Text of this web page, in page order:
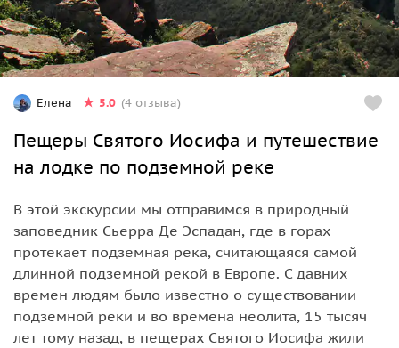
Елена 5.0 (4 отзыва)
Пещеры Святого Иосифа и путешествие
на лодке по подземной реке
В этой экскурсии мы отправимся в природный
заповедник Сьерра Де Эспадан, где в горах
протекает подземная река, считающаяся самой
длинной подземной рекой в Европе. С давних
времен людям было известно о существовании
подземной реки и во времена неолита, 15 тысяч
лет тому назад, в пещерах Святого Иосифа жили